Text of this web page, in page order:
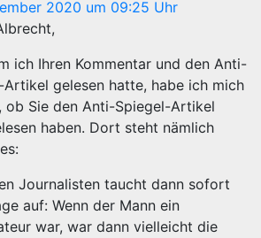
2020 um 09:25 Uhr
ich Ihren Kommentar und den Anti-
Artikel gelesen hatte, habe ich mich
ob Sie den Anti-Spiegel-Artikel
haben. Dort steht nämlich
Journalisten taucht dann sofort
auf: Wenn der Mann ein
war, war dann vielleicht die